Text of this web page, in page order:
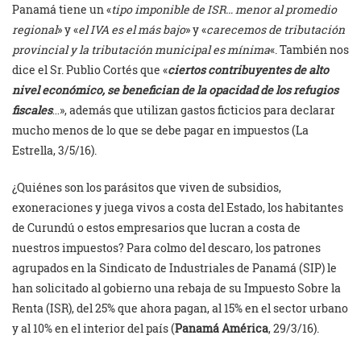
Panamá tiene un «tipo imponible de ISR… menor al promedio
regional» y «el IVA es el más bajo» y «carecemos de tributación
provincial y la tributación municipal es mínima«. También nos
dice el Sr. Publio Cortés que «ciertos contribuyentes de alto
nivel económico, se benefician de la opacidad de los refugios
fiscales…», además que utilizan gastos ficticios para declarar
mucho menos de lo que se debe pagar en impuestos (La
Estrella, 3/5/16).
¿Quiénes son los parásitos que viven de subsidios,
exoneraciones y juega vivos a costa del Estado, los habitantes
de Curundú o estos empresarios que lucran a costa de
nuestros impuestos? Para colmo del descaro, los patrones
agrupados en la Sindicato de Industriales de Panamá (SIP) le
han solicitado al gobierno una rebaja de su Impuesto Sobre la
Renta (ISR), del 25% que ahora pagan, al 15% en el sector urbano
y al 10% en el interior del país (Panamá América, 29/3/16).